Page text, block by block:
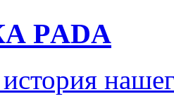
РADA
история